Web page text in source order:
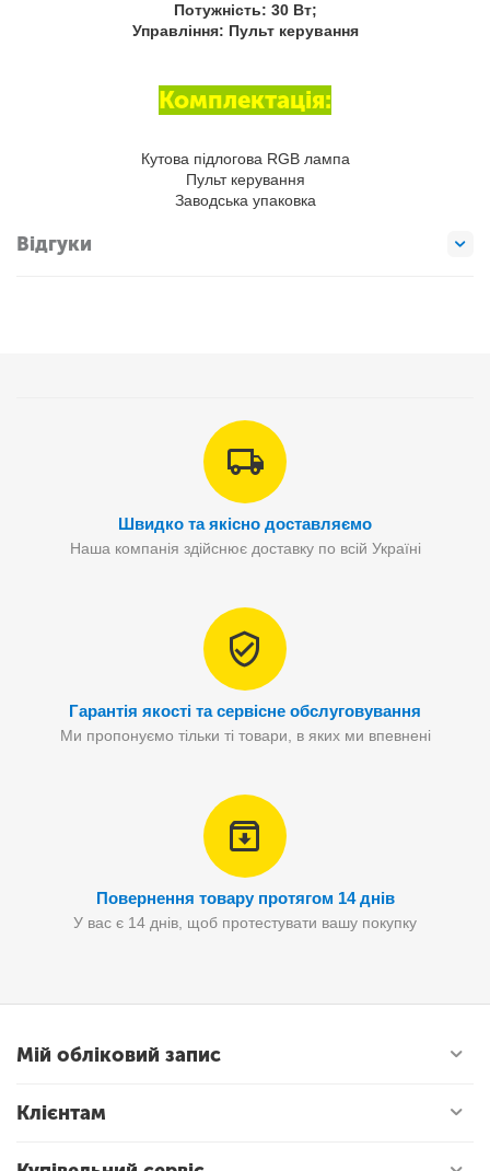
Потужність: 30 Вт;
Управління: Пульт керування
Комплектація:
Кутова підлогова RGB лампа
Пульт керування
Заводська упаковка
Відгуки
Швидко та якісно доставляємо
Наша компанія здійснює доставку по всій Україні
Гарантія якості та сервісне обслуговування
Ми пропонуємо тільки ті товари, в яких ми впевнені
Повернення товару протягом 14 днів
У вас є 14 днів, щоб протестувати вашу покупку
Мій обліковий запис
Клієнтам